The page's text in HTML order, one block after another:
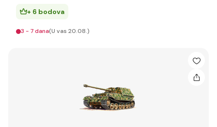
+ 6 bodova
3 - 7 dana(U vas 20.08.)